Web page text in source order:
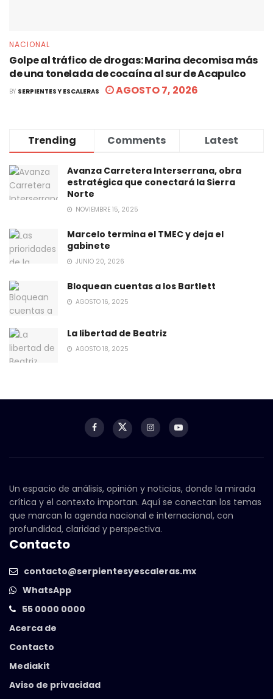
NACIONAL
Golpe al tráfico de drogas: Marina decomisa más
de una tonelada de cocaína al sur de Acapulco
BY SERPIENTES Y ESCALERAS AGOSTO 7, 2026
Trending Comments Latest
Avanza Carretera Interserrana, obra
estratégica que conectará la Sierra
Norte
NOVIEMBRE 15, 2025
Marcelo termina el TMEC y deja el
gabinete
JUNIO 20, 2026
Bloquean cuentas a los Bartlett
AGOSTO 16, 2025
La libertad de Beatriz
AGOSTO 18, 2025
Un espacio de análisis, opinión y noticias, donde la mirada
crítica y el contexto importan. Aquí se conectan los temas
que marcan la agenda nacional e internacional, con
profundidad, claridad y perspectiva.
Contacto
contacto@serpientesyescaleras.mx
WhatsApp
55 0000 0000
Acerca de
Contacto
Mediakit
Aviso de privacidad